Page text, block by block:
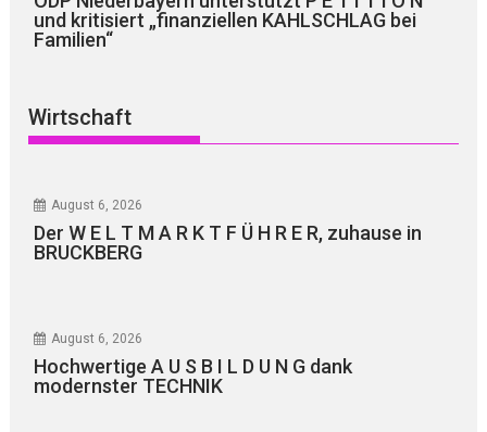
und kritisiert „finanziellen KAHLSCHLAG bei
Familien“
Wirtschaft
August 6, 2026
Der W E L T M A R K T F Ü H R E R, zuhause in
BRUCKBERG
August 6, 2026
Hochwertige A U S B I L D U N G dank
modernster TECHNIK